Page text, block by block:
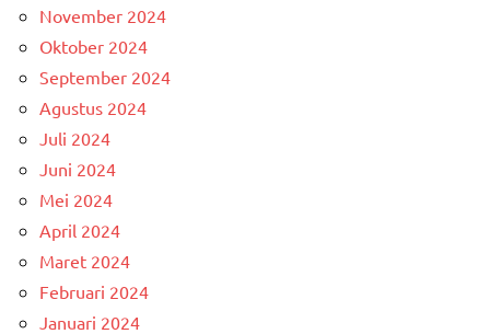
November 2024
Oktober 2024
September 2024
Agustus 2024
Juli 2024
Juni 2024
Mei 2024
April 2024
Maret 2024
Februari 2024
Januari 2024